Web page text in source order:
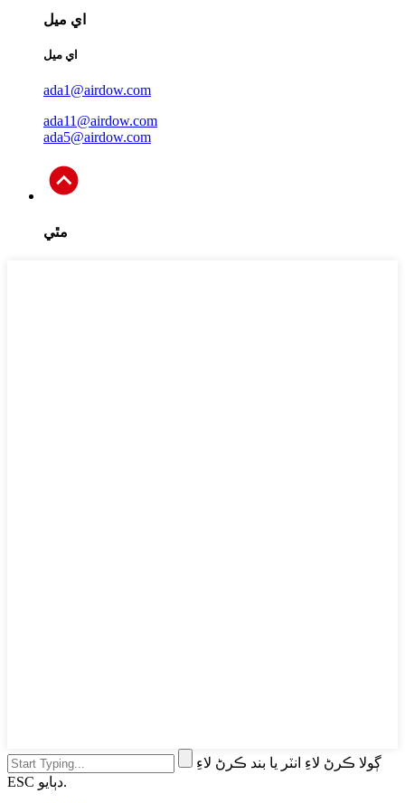
اي ميل
اي ميل
ada1@airdow.com
ada11@airdow.com
ada5@airdow.com
مٿي
ڳولا ڪرڻ لاءِ انٽر يا بند ڪرڻ لاءِ
ESC دٻايو.